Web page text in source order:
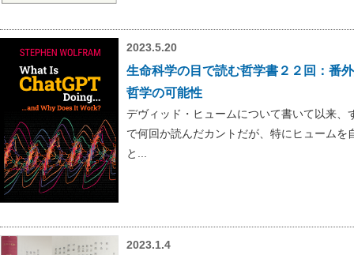
2023.5.20
生命科学の目で読む哲学書２２回：番
哲学の可能性
デヴィッド・ヒュームについて書いて以来
で何回か読んだカントだが、特にヒューム
と...
2023.1.4